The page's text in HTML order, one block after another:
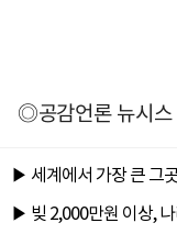
◎공감언론 뉴시스